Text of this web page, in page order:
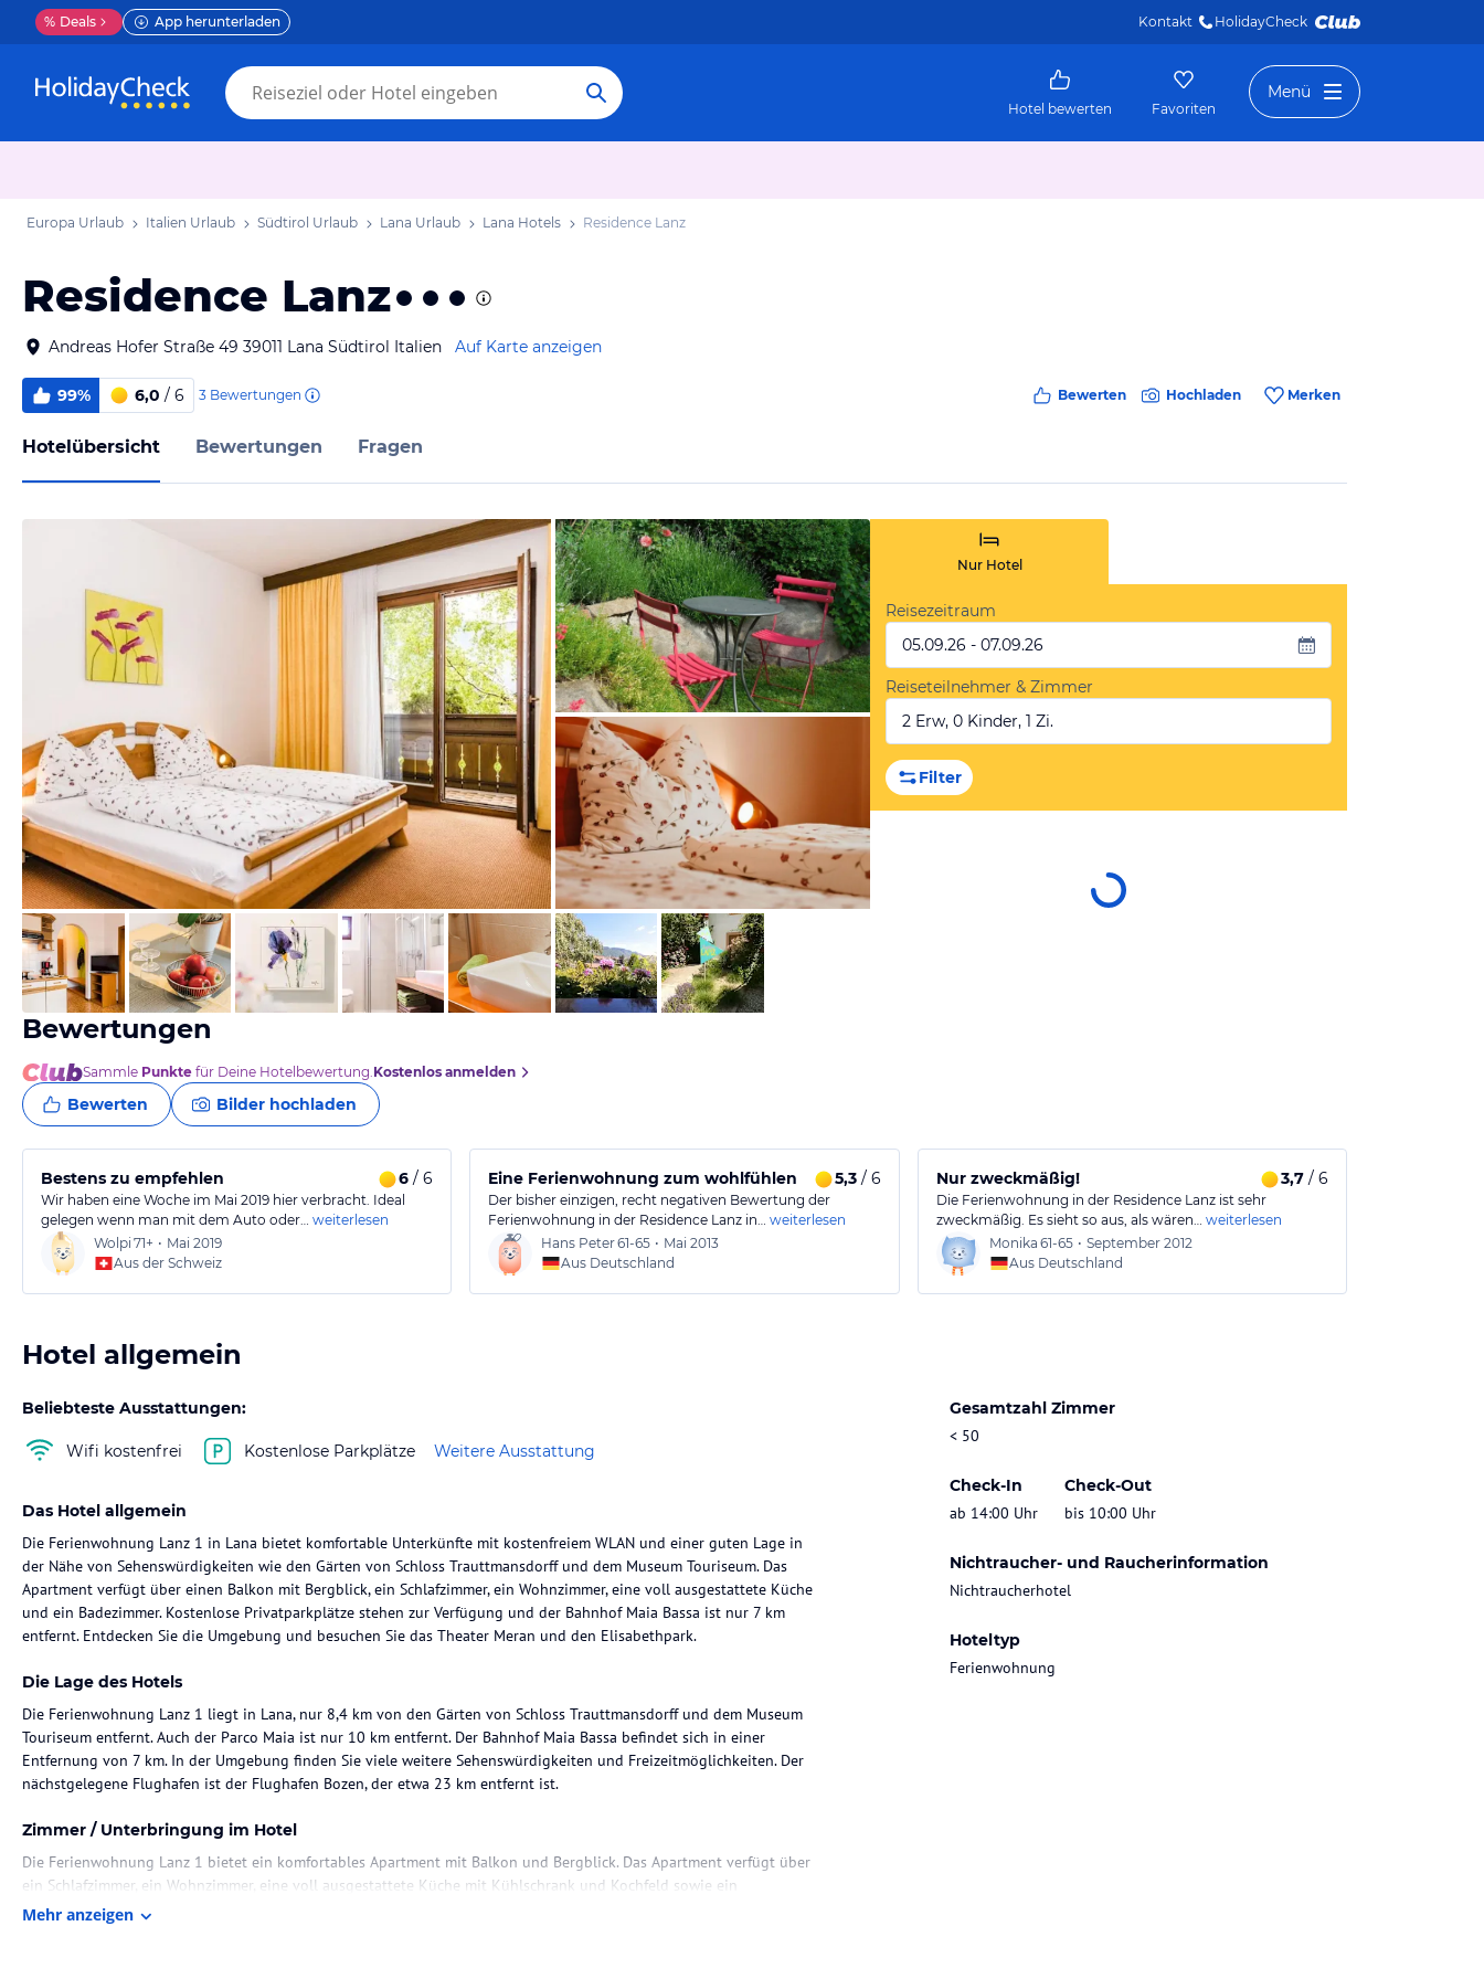
% Deals App herunterladen Kontakt HolidayCheck
Hotel bewerten Favoriten
Menü
Europa Urlaub Italien Urlaub Südtirol Urlaub Lana Urlaub Lana Hotels Residence Lanz
Residence Lanz
Andreas Hofer Straße 49 39011 Lana Südtirol Italien Auf Karte anzeigen
99% 6,0 / 6 3 Bewertungen Bewerten Hochladen Merken
Hotelübersicht Bewertungen Fragen
von Booking.com
von Booking.com
von Booking.com
Nur Hotel
Reisezeitraum
05.09.26 - 07.09.26
Reiseteilnehmer & Zimmer
2 Erw, 0 Kinder, 1 Zi.
Filter
Bewertungen
Sammle Punkte für Deine Hotelbewertung.Kostenlos anmelden
Bewerten Bilder hochladen
Bestens zu empfehlen 6 / 6
Wir haben eine Woche im Mai 2019 hier verbracht. Ideal
gelegen wenn man mit dem Auto oder… weiterlesen
Wolpi 71+ • Mai 2019
Aus der Schweiz
Eine Ferienwohnung zum wohlfühlen 5,3/ 6
Der bisher einzigen, recht negativen Bewertung der
Ferienwohnung in der Residence Lanz in… weiterlesen
Hans Peter61-65 • Mai 2013
Aus Deutschland
Nur zweckmäßig! 3,7/ 6
Die Ferienwohnung in der Residence Lanz ist sehr
zweckmäßig. Es sieht so aus, als wären… weiterlesen
Monika 61-65 • September 2012
Aus Deutschland
Hotel allgemein
Beliebteste Ausstattungen:
Wifi kostenfrei Kostenlose Parkplätze Weitere Ausstattung
Gesamtzahl Zimmer
< 50
Check-In
ab 14:00 Uhr
Check-Out
bis 10:00 Uhr
Nichtraucher- und Raucherinformation
Nichtraucherhotel
Hoteltyp
Ferienwohnung
Das Hotel allgemein
Die Ferienwohnung Lanz 1 in Lana bietet komfortable Unterkünfte mit kostenfreiem WLAN und einer guten Lage in
der Nähe von Sehenswürdigkeiten wie den Gärten von Schloss Trauttmansdorff und dem Museum Touriseum. Das
Apartment verfügt über einen Balkon mit Bergblick, ein Schlafzimmer, ein Wohnzimmer, eine voll ausgestattete Küche
und ein Badezimmer. Kostenlose Privatparkplätze stehen zur Verfügung und der Bahnhof Maia Bassa ist nur 7 km
entfernt. Entdecken Sie die Umgebung und besuchen Sie das Theater Meran und den Elisabethpark.
Die Lage des Hotels
Die Ferienwohnung Lanz 1 liegt in Lana, nur 8,4 km von den Gärten von Schloss Trauttmansdorff und dem Museum
Touriseum entfernt. Auch der Parco Maia ist nur 10 km entfernt. Der Bahnhof Maia Bassa befindet sich in einer
Entfernung von 7 km. In der Umgebung finden Sie viele weitere Sehenswürdigkeiten und Freizeitmöglichkeiten. Der
nächstgelegene Flughafen ist der Flughafen Bozen, der etwa 23 km entfernt ist.
Zimmer / Unterbringung im Hotel
Die Ferienwohnung Lanz 1 bietet ein komfortables Apartment mit Balkon und Bergblick. Das Apartment verfügt über
ein Schlafzimmer, ein Wohnzimmer, eine voll ausgestattete Küche mit Kühlschrank und Kochfeld sowie ein
Badezimmer mit Dusche. Handtücher und Bettwäsche werden gestellt. Kostenloses WLAN ist ebenfalls verfügbar.
Mehr anzeigen